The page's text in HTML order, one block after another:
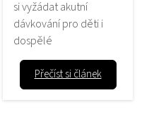
si vyžádat akutní
dávkování pro děti i
dospělé
Přečíst si článek